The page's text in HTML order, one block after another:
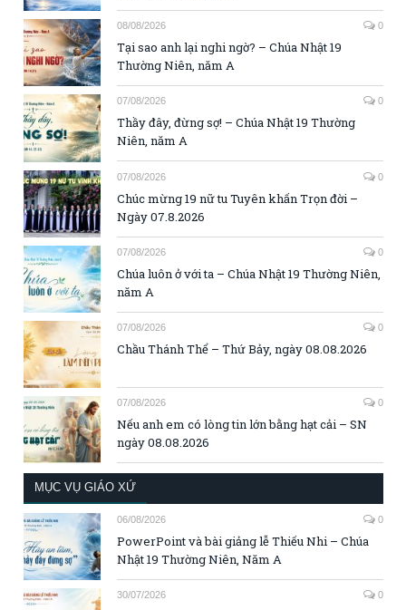
08/08/2026 0
Tại sao anh lại nghi ngờ? – Chúa Nhật 19
Thường Niên, năm A
07/08/2026 0
Thầy đây, đừng sợ! – Chúa Nhật 19 Thường
Niên, năm A
07/08/2026 0
Chúc mừng 19 nữ tu Tuyên khấn Trọn đời –
Ngày 07.8.2026
07/08/2026 0
Chúa luôn ở với ta – Chúa Nhật 19 Thường Niên,
năm A
07/08/2026 0
Chầu Thánh Thể – Thứ Bảy, ngày 08.08.2026
07/08/2026 0
Nếu anh em có lòng tin lớn bằng hạt cải – SN
ngày 08.08.2026
MỤC VỤ GIÁO XỨ
06/08/2026 0
PowerPoint và bài giảng lễ Thiếu Nhi – Chúa
Nhật 19 Thường Niên, Năm A
30/07/2026 0